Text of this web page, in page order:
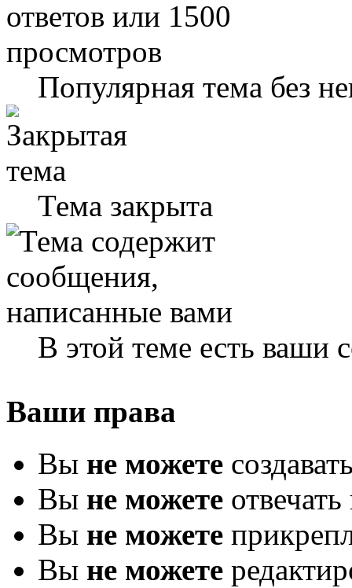
Популярная тема без
Тема закрыта
В этой теме есть ваши
Ваши права
Вы не можете
Вы не можете
Вы не можете
Вы не можете